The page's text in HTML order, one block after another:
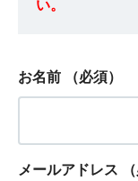
い。
お名前 （必須）
メールアドレス